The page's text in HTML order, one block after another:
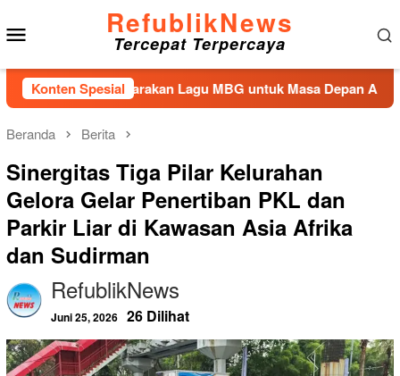
ke
konten
RefublikNews
Tercepat Terpercaya
Konten Spesial
Suarakan Lagu MBG untuk Masa Depan Anak Bangsa
Beranda Berita
Sinergitas Tiga Pilar Kelurahan
Gelora Gelar Penertiban PKL dan
Parkir Liar di Kawasan Asia Afrika
dan Sudirman
RefublikNews
Juni 25, 2026 26 Dilihat